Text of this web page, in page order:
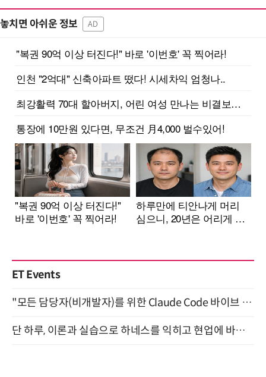
놓치면 아쉬운 정보 AD
ET Events
"모든 담당자(비개발자)를 위한 Claude Code 바이브 코딩 2-day 부트캠프" 9월 16~17일 개최
단 하루, 이론과 실습으로 하네스를 익히고 현업에 바로 쓰는 핸즈온 워크숍 (8/20)